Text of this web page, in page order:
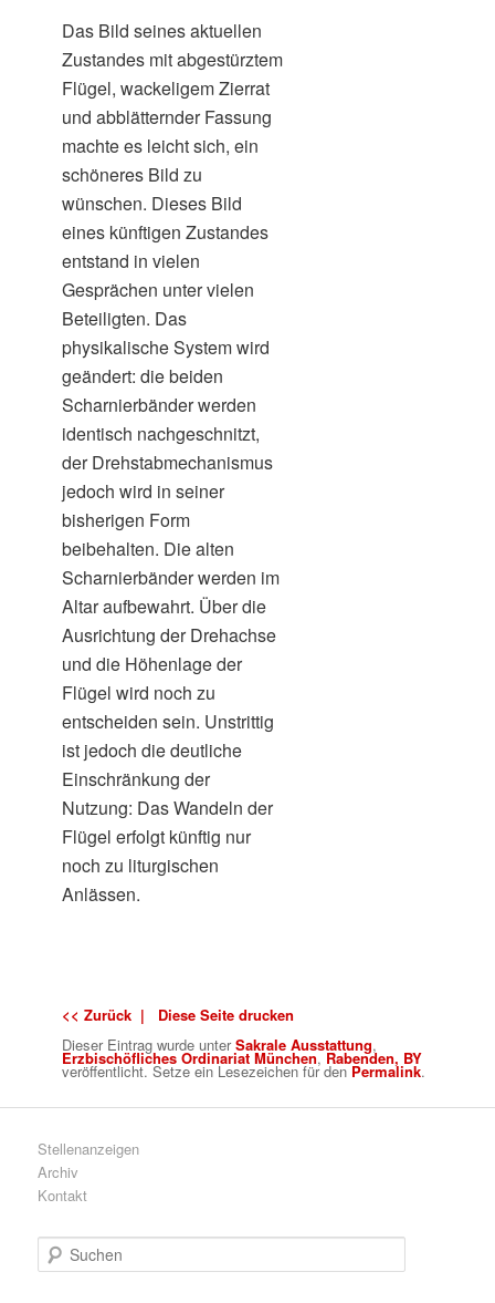
Das Bild seines aktuellen
Zustandes mit abgestürztem
Flügel, wackeligem Zierrat
und abblätternder Fassung
machte es leicht sich, ein
schöneres Bild zu
wünschen. Dieses Bild
eines künftigen Zustandes
entstand in vielen
Gesprächen unter vielen
Beteiligten. Das
physikalische System wird
geändert: die beiden
Scharnierbänder werden
identisch nachgeschnitzt,
der Drehstabmechanismus
jedoch wird in seiner
bisherigen Form
beibehalten. Die alten
Scharnierbänder werden im
Altar aufbewahrt. Über die
Ausrichtung der Drehachse
und die Höhenlage der
Flügel wird noch zu
entscheiden sein. Unstrittig
ist jedoch die deutliche
Einschränkung der
Nutzung: Das Wandeln der
Flügel erfolgt künftig nur
noch zu liturgischen
Anlässen.
<< Zurück |
Diese Seite drucken
Dieser Eintrag wurdeunterSakrale Ausstattung,
Erzbischöfliches Ordinariat München, Rabenden, BY
veröffentlicht. Setze ein Lesezeichen für den Permalink.
Stellenanzeigen
Archiv
Kontakt
u